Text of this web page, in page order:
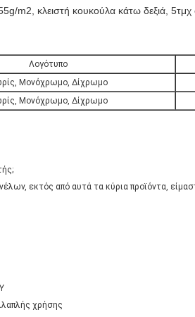
m2, κλειστή κουκούλα κάτω δεξιά, 5τμχ
Λογότυπο
Μονόχρωμο, Δίχρωμο
Μονόχρωμο, Δίχρωμο
εκτός από αυτά τα κύρια προϊόντα,
χρήσης